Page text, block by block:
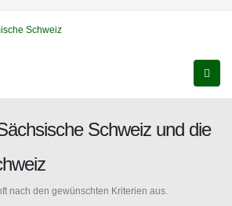
Schweiz und die
nach den gewünschten Kriterien aus.